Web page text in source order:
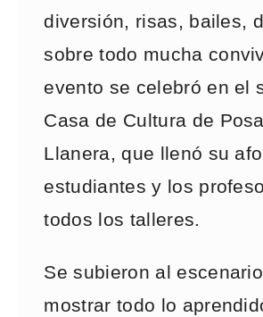
diversión, risas, bailes,
sobre todo mucha
evento se celebró en el
Casa de Cultura de
Llanera, que llenó su
estudiantes y los
todos los talleres.
Se subieron al
mostrar todo lo